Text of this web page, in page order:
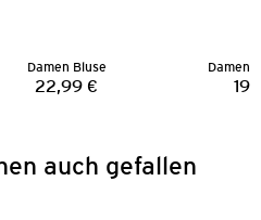
Damen Bluse
Preis:
22,99 €
Damen
auch gefallen